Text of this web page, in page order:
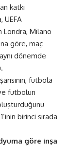
katkı
UEFA
Londra, Milano
göre, maç
dönemde
futbola
futbolun
birinci sırada
göre inşa